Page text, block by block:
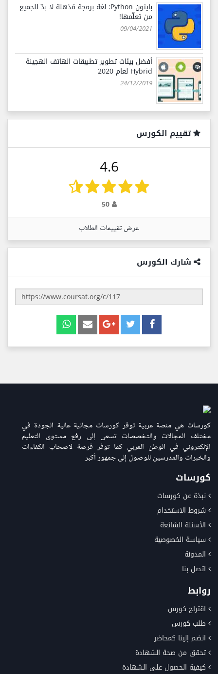
بايثون Python: لغة برمجة مُذهلة لا بدّ للجميع
من تعلّمها!
09/04/2021
أفضل بيئات تطوير تطبيقات الهاتف الهجينة
Hybrid لعام 2020
24/12/2019
تقييم الكورس
4.6
50
عرض تقييمات الطلاب
شارك الكورس
كورسات هي منصة عربية توفر كورسات مجانية عالية الجودة في
مختلف المجالات والتخصصات تسعى إلى رفع مستوى التعليم
الإلكتروني في الوطن العربي كما توفر فرصة لاصحاب الكفاءات
والخبرات والمدرسين للوصول إلى جمهور أكبر
كورسات
نبذة عن كورسات
شروط الاستخدام
الأسئلة الشائعة
سياسة الخصوصية
المدونة
اتصل بنا
روابط
اقتراح كورس
طلب كورس
انضم إلينا كمحاضر
تحقق من صحة الشهادة
كيفية الحصول على الشهادة